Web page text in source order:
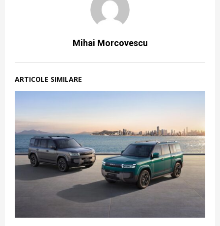
Mihai Morcovescu
ARTICOLE SIMILARE